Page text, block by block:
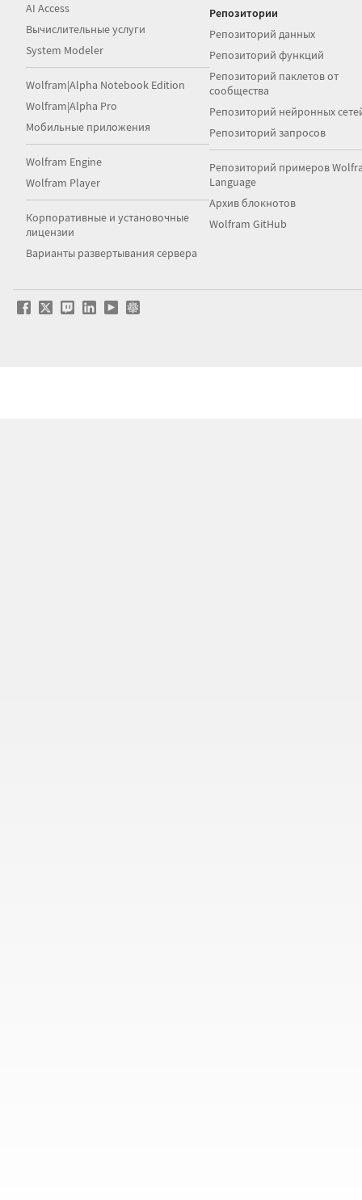
AI Access
Вычислительные услуги
System Modeler
Wolfram|Alpha Notebook Edition
Wolfram|Alpha Pro
Мобильные приложения
Wolfram Engine
Wolfram Player
Корпоративные и установочные
лицензии
Варианты развертывания сервера
Репозитории
Репозиторий данных
Репозиторий функций
Репозиторий паклетов от
сообщества
Репозиторий нейронных
Репозиторий запросов
Репозиторий примеров
Language
Архив блокнотов
Wolfram GitHub